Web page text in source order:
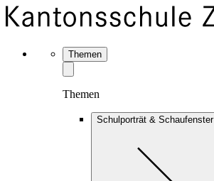
Themen
Themen
Schulporträt & Schaufenster